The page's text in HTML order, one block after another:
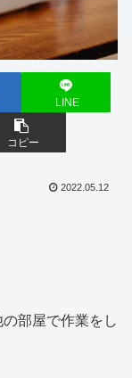
LINE
コピー
2022.05.12
部屋で作業をし